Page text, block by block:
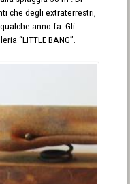
che degli extraterrestri,
anno fa. Gli
“LITTLE BANG”.